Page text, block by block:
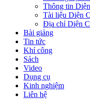
Thông tin
Tài liệu Diện
Địa chỉ Diện
Bài giảng
Tin tức
Khí công
Sách
Video
Dụng cụ
Kinh nghiệm
Liên hệ